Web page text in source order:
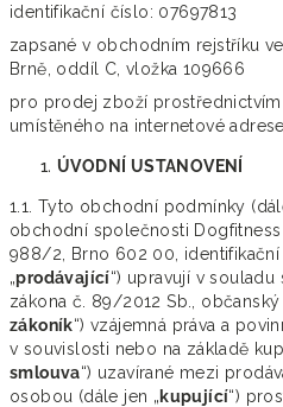
identifikační číslo: 07697813
zapsané v obchodním rejstříku
Brně, oddíl C, vložka
pro prodej zboží
umístěného na internetové
ÚVODNÍ USTANOVENÍ
1.1. Tyto obchodní podmínky
obchodní společnosti
988/2, Brno 602 00, identifikační
„prodávající“) upravují v souladu
zákona č. 89/2012 Sb.,
zákoník“) vzájemná práva a
v souvislosti nebo na základě
smlouva“) uzavírané mezi
osobou (dále jen „kupující“)